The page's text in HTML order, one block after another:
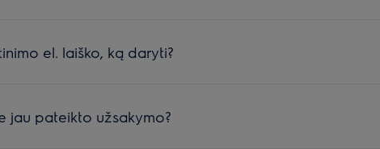
el. laiško, ką daryti?
jau pateikto užsakymo?